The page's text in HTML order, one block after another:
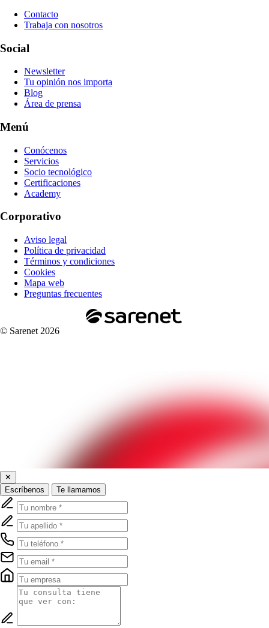
Contacto
Trabaja con nosotros
Social
Newsletter
Tu opinión nos importa
Blog
Área de prensa
Menú
Conócenos
Servicios
Socio tecnológico
Certificaciones
Academy
Corporativo
Aviso legal
Política de privacidad
Términos y condiciones
Cookies
Mapa web
Preguntas frecuentes
© Sarenet 2026
✕
Escríbenos
Te llamamos